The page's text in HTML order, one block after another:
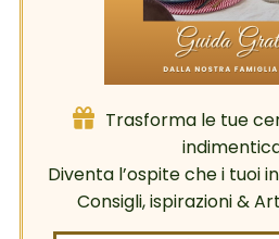
Trasforma le tue
Diventa l’ospite che i tuoi
Consigli, ispirazioni &